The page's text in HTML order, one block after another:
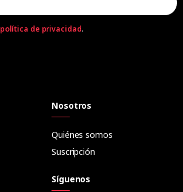
política de privacidad.
Nosotros
Quiénes somos
Suscripción
Síguenos